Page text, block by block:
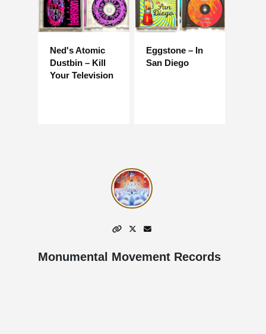
Ned's Atomic
Dustbin – Kill
Your Television
Eggstone – In
San Diego
Monumental Movement Records